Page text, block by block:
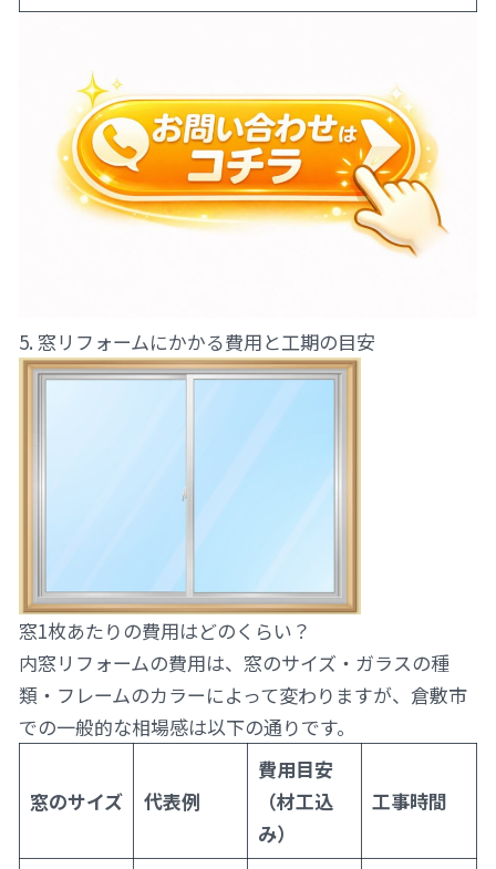
5. 窓リフォームにかかる費用と工期の目安
窓1枚あたりの費用はどのくらい？
内窓リフォームの費用は、窓のサイズ・ガラスの種
類・フレームのカラーによって変わりますが、倉敷市
での一般的な相場感は以下の通りです。
窓のサイズ 代表例
費用目安
（材工込
み）
工事時間